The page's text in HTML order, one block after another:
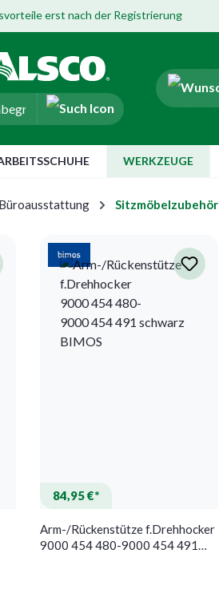
erst nach der Registrierung
WERKZEUGE
Büroausstattung Sitzmöbelzubehör
84,95 €*
Arm-/Rückenstütze f.Drehhocker
9000 454 480-9000 454 491